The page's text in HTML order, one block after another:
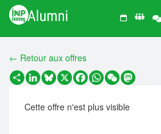
← Retour aux offres
PartagerLinkedIn
Bluesky
X Facebook
WhatsApp
WeChatMastodon
Cette offre n'est plus visible